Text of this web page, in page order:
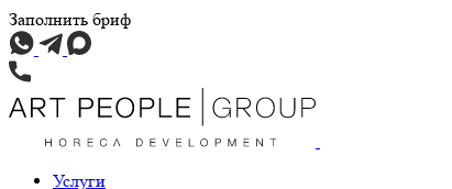
Заполнить бриф
Услуги